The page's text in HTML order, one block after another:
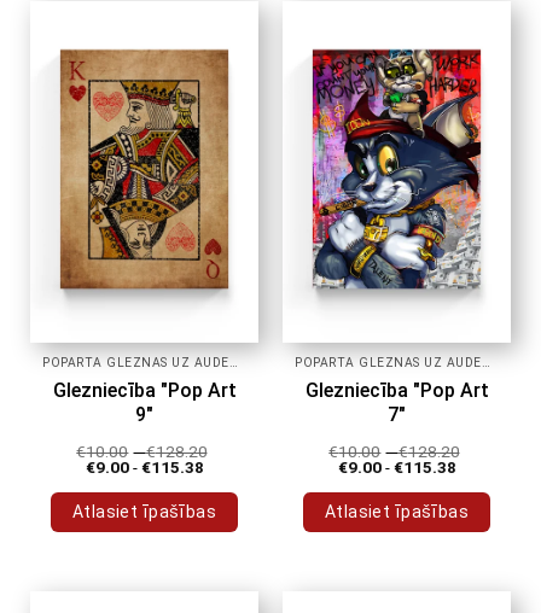
varianti.
Variantus
var
izvēlēties
produkta
lapā
varianti.
Variantus
var
izvēlēties
produkta
lapā
Glezniecība "Pop Art
9"
€10.00 -€128.20
€9.00-€115.38
Atlasiet īpašības
Glezniecība "Pop Art
7"
€10.00 -€128.20
€9.00-€115.38
Atlasiet īpašības